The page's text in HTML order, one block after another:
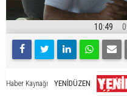
10:49
Haber Kaynağı YENİDÜZEN